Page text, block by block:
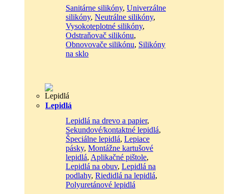
Sanitárne silikóny, Univerzálne
silikóny, Neutrálne silikóny,
Vysokoteplotné silikóny,
Odstraňovač silikónu,
Obnovovače silikónu, Silikóny
na sklo
Lepidlá
Lepidlá na drevo a papier,
Sekundové/kontaktné lepidlá,
Špeciálne lepidlá, Lepiace
pásky, Montážne kartušové
lepidlá, Aplikačné pištole,
Lepidlá na obuv, Lepidlá na
podlahy, Riedidlá na lepidlá,
Polyuretánové lepidlá